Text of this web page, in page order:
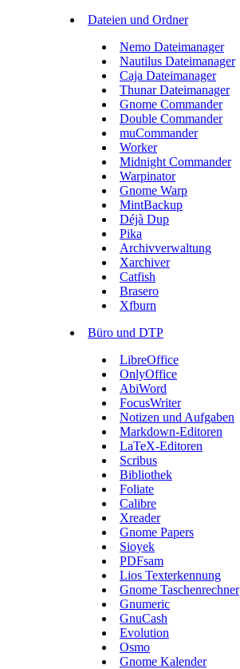
Dateien und Ordner
Nemo Dateimanager
Nautilus Dateimanager
Caja Dateimanager
Thunar Dateimanager
Gnome Commander
Double Commander
muCommander
Worker
Midnight Commander
Warpinator
Gnome Warp
MintBackup
Déjà Dup
Pika
Archivverwaltung
Xarchiver
Catfish
Brasero
Xfburn
Büro und DTP
LibreOffice
OnlyOffice
AbiWord
FocusWriter
Notizen und Aufgaben
Markdown-Editoren
LaTeX-Editoren
Scribus
Bibliothek
Foliate
Calibre
Xreader
Gnome Papers
Sioyek
PDFsam
Lios Texterkennung
Gnome Taschenrechner
Gnumeric
GnuCash
Evolution
Osmo
Gnome Kalender